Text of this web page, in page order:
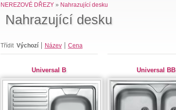
Nahrazující desku
NEREZOVÉ DŘEZY» Nahrazující desku
Třídit Výchozí Název Cena
Universal B Universal BB